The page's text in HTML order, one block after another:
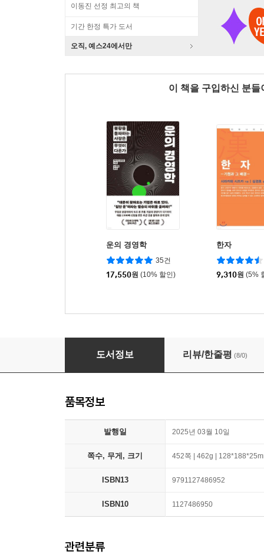
이동진 선정 최고의 책
기간 한정 특가 도서
오직, 예스24에서만
이 책을 구입하신 분
운의 경영학
35건
17,550원 (10% 할인)
한자
9,310원 (5%
도서정보 리뷰/한줄평 (8/0)
품목정보
발행일 2025년 03월 10일
쪽수, 무게, 크기 452쪽 | 462g |
ISBN13 9791127486952
ISBN10 1127486950
관련분류